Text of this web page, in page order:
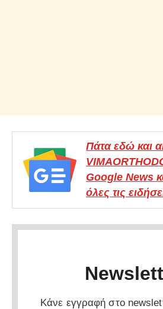
Πάτα εδώ και
Google News
όλες τις
Κάνε εγγραφή στο